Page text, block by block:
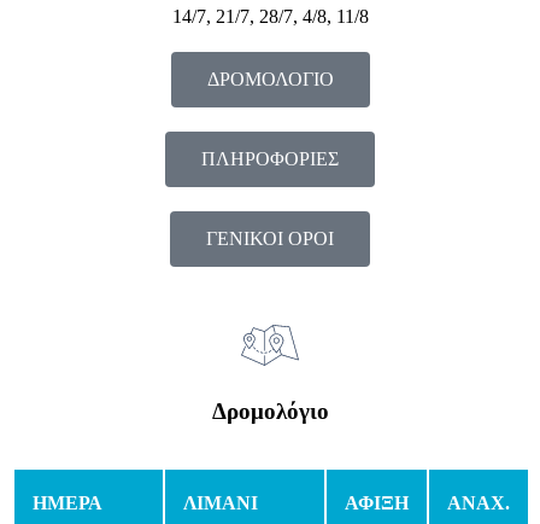
14/7, 21/7, 28/7, 4/8, 11/8
ΔΡΟΜΟΛΟΓΙΟ
ΠΛΗΡΟΦΟΡΙΕΣ
ΓΕΝΙΚΟΙ ΟΡΟΙ
Δρομολόγιο
ΗΜΕΡΑ ΛΙΜΑΝΙ ΑΦΙΞΗ ΑΝΑΧ.